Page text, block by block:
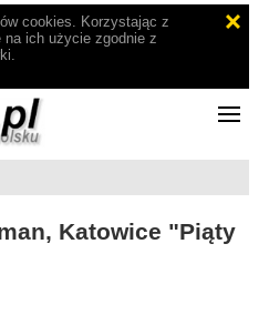
cookies. Korzystając z
ich użycie zgodnie z
Katowice "Piąty